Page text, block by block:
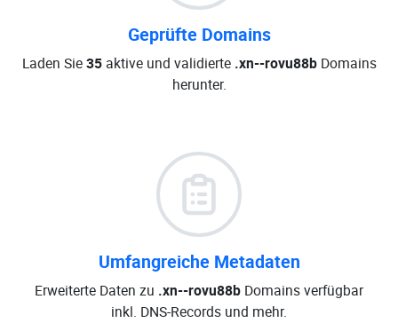
Geprüfte Domains
Laden Sie35aktive und validierte .xn--rovu88bDomains
herunter.
Umfangreiche Metadaten
Erweiterte Daten zu .xn--rovu88b Domains verfügbar
inkl. DNS-Records und mehr.